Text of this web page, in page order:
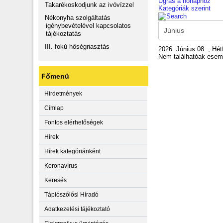
Takarékoskodjunk az ivóvízzel
Nékonyha szolgáltatás
igénybevételével kapcsolatos
tájékoztatás
III. fokú hőségriasztás
Főmenü
Hirdetmények
Címlap
Fontos elérhetőségek
Hírek
Hírek kategóriánként
Koronavírus
Keresés
Tápiószőlősi Híradó
Adatkezelési tájékoztató
Kategóriák szerint
2026. Június 08. ,
Nem találhatóak